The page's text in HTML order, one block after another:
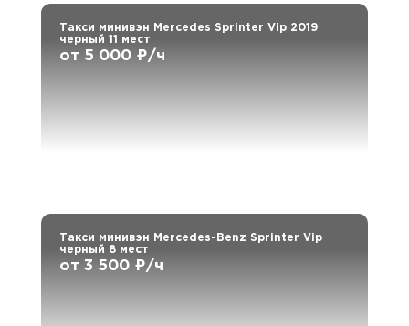
Такси минивэн Mercedes Sprinter Vip 2019
черный 11 мест
от 5 000 ₽/ч
Такси минивэн Mercedes-Benz Sprinter Vip
черный 8 мест
от 3 500 ₽/ч